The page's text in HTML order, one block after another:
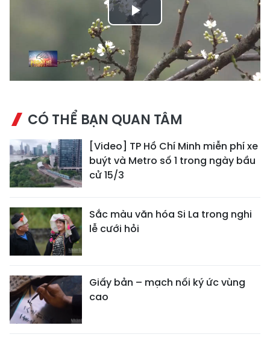
Play
Video
CÓ THỂ BẠN QUAN TÂM
[Video] TP Hồ Chí Minh miễn phí xe
buýt và Metro số 1 trong ngày bầu
cử 15/3
Sắc màu văn hóa Si La trong nghi
lễ cưới hỏi
Giấy bản – mạch nối ký ức vùng
cao